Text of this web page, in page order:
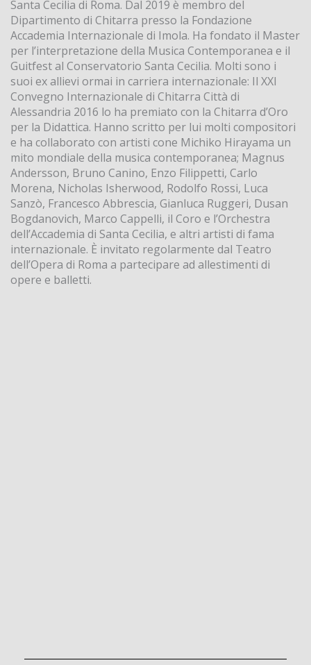
Santa Cecilia di Roma. Dal 2019 è membro del
Dipartimento di Chitarra presso la Fondazione
Accademia Internazionale di Imola. Ha fondato il Master
per l’interpretazione della Musica Contemporanea e il
Guitfest al Conservatorio Santa Cecilia. Molti sono i
suoi ex allievi ormai in carriera internazionale: Il XXI
Convegno Internazionale di Chitarra Città di
Alessandria 2016 lo ha premiato con la Chitarra d’Oro
per la Didattica. Hanno scritto per lui molti compositori
e ha collaborato con artisti cone Michiko Hirayama un
mito mondiale della musica contemporanea; Magnus
Andersson, Bruno Canino, Enzo Filippetti, Carlo
Morena, Nicholas Isherwood, Rodolfo Rossi, Luca
Sanzò, Francesco Abbrescia, Gianluca Ruggeri, Dusan
Bogdanovich, Marco Cappelli, il Coro e l’Orchestra
dell’Accademia di Santa Cecilia, e altri artisti di fama
internazionale. È invitato regolarmente dal Teatro
dell’Opera di Roma a partecipare ad allestimenti di
opere e balletti.